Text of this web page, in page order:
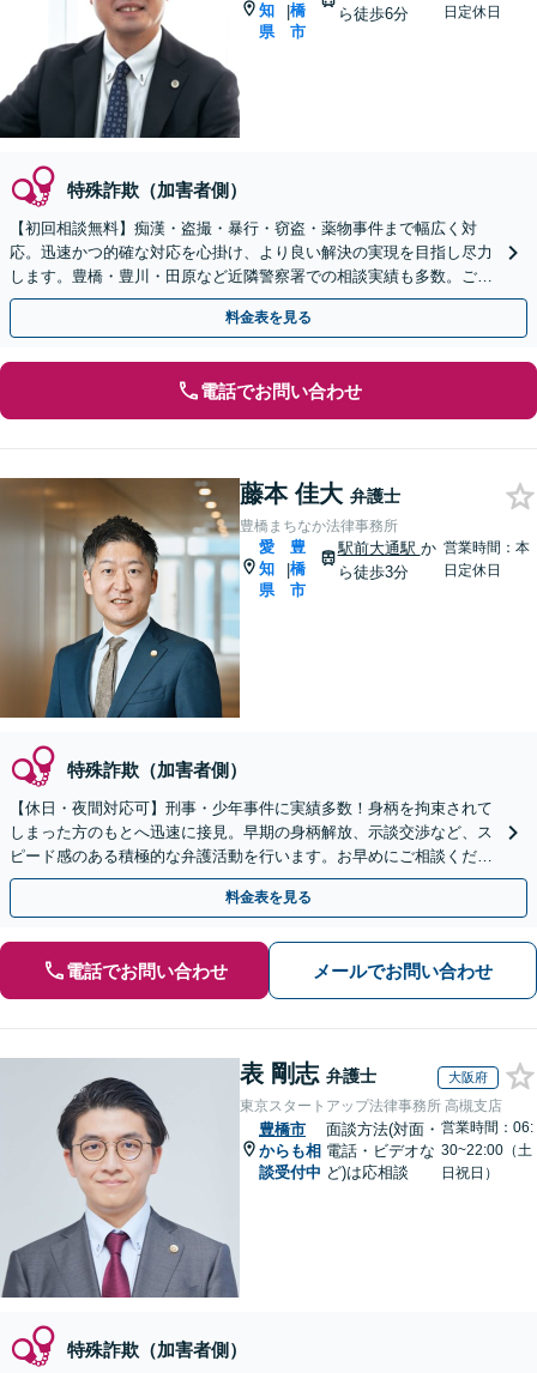
知
県
|橋
市
ら徒歩6分
日定休日
特殊詐欺（加害者側）
【初回相談無料】痴漢・盗撮・暴行・窃盗・薬物事件まで幅広く対
応。迅速かつ的確な対応を心掛け、より良い解決の実現を目指し尽力
します。豊橋・豊川・田原など近隣警察署での相談実績も多数。ご家
族が逮捕された場合はすぐにご相談ください【夜間可】
料金表を見る
電話でお問い合わせ
藤本 佳大 弁護士
豊橋まちなか法律事務所
愛
知
県
|
豊
橋
市
駅前大通駅 か
ら徒歩3分
営業時間：本
日定休日
特殊詐欺（加害者側）
【休日・夜間対応可】刑事・少年事件に実績多数！身柄を拘束されて
しまった方のもとへ迅速に接見。早期の身柄解放、示談交渉など、ス
ピード感のある積極的な弁護活動を行います。お早めにご相談くださ
い【完全個室】
料金表を見る
電話でお問い合わせ メールでお問い合わせ
表 剛志 弁護士 大阪府
東京スタートアップ法律事務所 高槻支店
豊橋市
からも相
談受付中
面談方法(対面・
電話・ビデオな
ど)は応相談
営業時間：06:
30~22:00（土
日祝日）
特殊詐欺（加害者側）